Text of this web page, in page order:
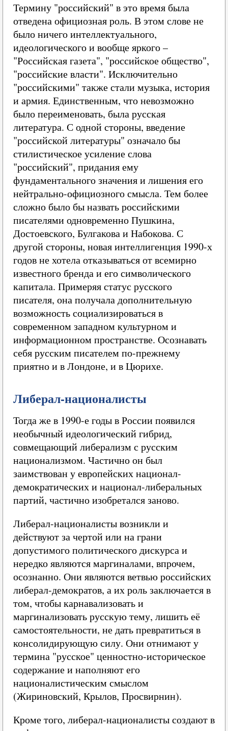
Термину "российский" в это время была
отведена официозная роль. В этом слове не
было ничего интеллектуального,
идеологического и вообще яркого –
"Российская газета", "российское общество",
"российские власти". Исключительно
"российскими" также стали музыка, история
и армия. Единственным, что невозможно
было переименовать, была русская
литература. С одной стороны, введение
"российской литературы" означало бы
стилистическое усиление слова
"российский", придания ему
фундаментального значения и лишения его
нейтрально-официозного смысла. Тем более
сложно было бы назвать российскими
писателями одновременно Пушкина,
Достоевского, Булгакова и Набокова. С
другой стороны, новая интеллигенция 1990-х
годов не хотела отказываться от всемирно
известного бренда и его символического
капитала. Примеряя статус русского
писателя, она получала дополнительную
возможность социализироваться в
современном западном культурном и
информационном пространстве. Осознавать
себя русским писателем по-прежнему
приятно и в Лондоне, и в Цюрихе.
Либерал-националисты
Тогда же в 1990-е годы в России появился
необычный идеологический гибрид,
совмещающий либерализм с русским
национализмом. Частично он был
заимствован у европейских национал-
демократических и национал-либеральных
партий, частично изобретался заново.
Либерал-националисты возникли и
действуют за чертой или на грани
допустимого политического дискурса и
нередко являются маргиналами, впрочем,
осознанно. Они являются ветвью российских
либерал-демократов, а их роль заключается в
том, чтобы карнавализовать и
маргинализовать русскую тему, лишить её
самостоятельности, не дать превратиться в
консолидирующую силу. Они отнимают у
термина "русское" ценностно-историческое
содержание и наполняют его
националистическим смыслом
(Жириновский, Крылов, Просвирнин).
Кроме того, либерал-националисты создают в